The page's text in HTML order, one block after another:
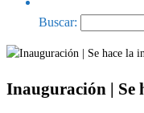
Buscar:
Inauguración | Se